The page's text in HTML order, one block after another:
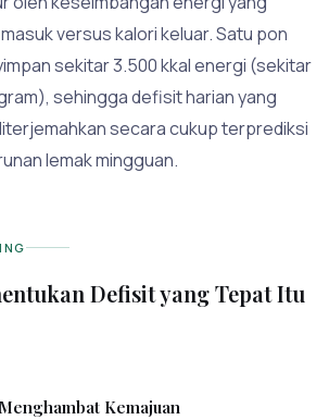
versus kalori keluar. Satu pon
sekitar 3.500 kkal energi (sekitar
sehingga defisit harian yang
secara cukup terprediksi
lemak mingguan.
Defisit yang Tepat Itu
Kemajuan